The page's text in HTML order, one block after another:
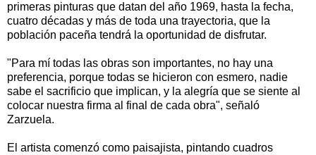
primeras pinturas que datan del año 1969, hasta la fecha,
cuatro décadas y más de toda una trayectoria, que la
población paceña tendrá la oportunidad de disfrutar.
"Para mí todas las obras son importantes, no hay una
preferencia, porque todas se hicieron con esmero, nadie
sabe el sacrificio que implican, y la alegría que se siente al
colocar nuestra firma al final de cada obra", señaló
Zarzuela.
El artista comenzó como paisajista, pintando cuadros